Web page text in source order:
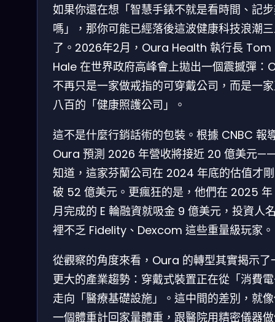
如果你還在想「智慧手錶不就是看時間、記
嗎」，那你可能已經落後這波健康科技浪潮
了。2026年2月，Oura Health 執行長 Tom
Hale 在世界政府高峰會上拋出一個震撼彈：
不再只是一家做戒指的可穿戴公司，而是一
八百的「健康照護公司」。
這不是什麼行銷話術的包裝。根據 CNBC 報
Oura 預測 2026 年營收將接近 20 億美元
知道，這家芬蘭公司在 2024 年底的估值才
破 52 億美元。更瘋狂的是，他們在 2025 年
月完成的 E 輪融資就吸金 9 億美元，投資人
裡不乏 Fidelity、Dexcom 這些重量級玩家。
從觀察的角度來看，Oura 的轉型其實揭示了
更大的產業趨勢：穿戴式裝置正在從「消費
走向「醫療基礎設施」。這中間的差別，就
一個體重計回家量體重，跟醫院用精密儀器